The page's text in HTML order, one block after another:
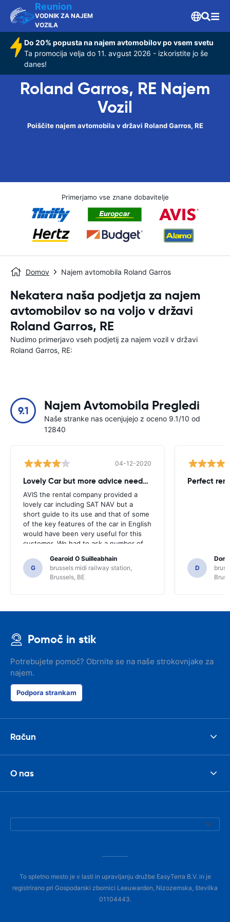
Reunion
VODNIK ZA NAJEM
VOZILA
Do 20% popusta na najem avtomobilov po vsem svetu
Ta promocija velja do 11. avgust 2026 - izkoristite jo še
danes!
Roland Garros, RE Najem
Vozil
Poiščite najem avtomobila v državi Roland Garros, RE
Primerjamo vse znane dobavitelje
Domov Najem avtomobila Roland Garros
Nekatera naša podjetja za najem
avtomobilov so na voljo v državi
Roland Garros, RE
Nudimo primerjavo vseh podjetij za najem vozil v državi
Roland Garros, RE:
9.1 Najem Avtomobila Pregledi
Naše stranke nas ocenjujejo z oceno 9.1/10 od
12840
04-12-2020
Lovely Car but more advice needed
AVIS the rental company provided a
lovely car including SAT NAV but a
short guide to its use and that of some
of the key features of the car in English
would have been very useful for this
customer. We had to ask a number of
might not have figured out the
functions of the SAT NAV.
G
Gearoid O Suilleabhain
brussels midi railway station,
Brussels, BE
Perfect rent
D
Pomoč in stik
Potrebujete pomoč? Obrnite se na naše strokovnjake za
najem.
Podpora strankam
Račun
O nas
To spletno mesto je v lasti in upravljanju družbe EasyTerra B.V. in je
registrirano pri Gospodarski zbornici Leeuwarden, Nizozemska, številka
01104443.